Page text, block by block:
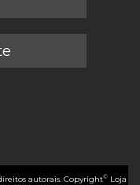
autorais. Copyright©Loja